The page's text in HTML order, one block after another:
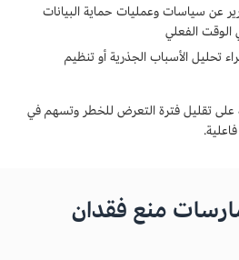
عن سياسات وعمليات حماية البيانات
الوقت الفعلي
تحليل الأسباب الجذرية أو تنظيم
على تقليل فترة التعرض للخطر وتسهم في
منع فقدان